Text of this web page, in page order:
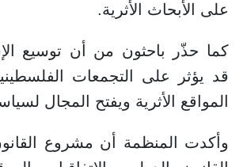
على الأبحاث الأثرية.
كما حذّر باحثون من أن توسيع
قد يؤثر على التجمعات
المواقع الأثرية ويفتح المجال
وأكدت المنظمة أن مشروع